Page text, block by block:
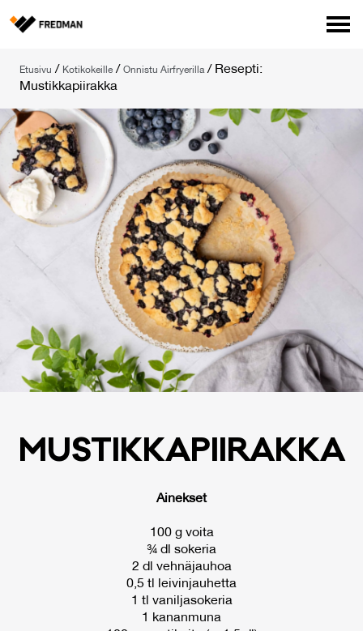
Tehtaanmyymälä
Verkkokauppa ammattilaisille
Hae
English Suomi
Etusivu / Kotikokeille / Onnistu Airfryerilla/ Resepti:
Mustikkapiirakka
MUS­TIK­KA­PII­RAK­KA
Ainekset
100 g voita
¾ dl sokeria
2 dl vehnäjauhoa
0,5 tl leivinjauhetta
1 tl vaniljasokeria
1 kananmuna